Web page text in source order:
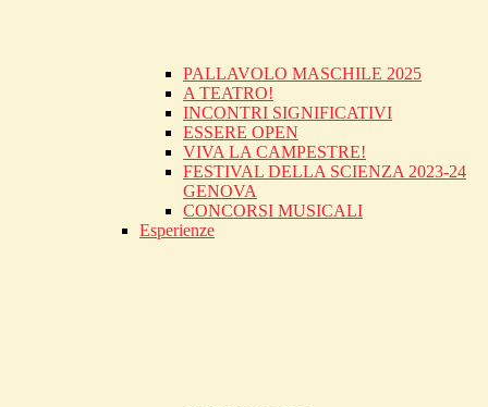
PALLAVOLO MASCHILE 2025
A TEATRO!
INCONTRI SIGNIFICATIVI
ESSERE OPEN
VIVA LA CAMPESTRE!
FESTIVAL DELLA SCIENZA 2023-24
GENOVA
CONCORSI MUSICALI
Esperienze